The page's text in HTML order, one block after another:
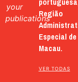
your
publicationsRegião
Especial de
Macau.
VER TODAS